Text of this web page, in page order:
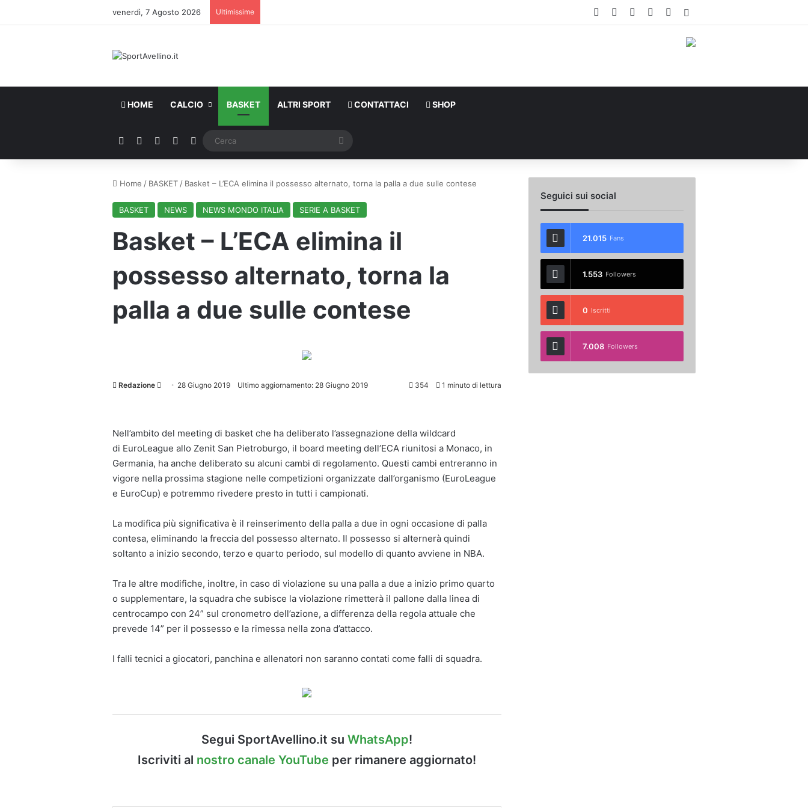
venerdì, 7 Agosto 2026 Ultimissime Facebook You TubeInstagramWhatsApp
HOME CALCIO BASKET ALTRI SPORT CONTATTACI SHOP
Facebook You TubeInstagram
WhatsApp Cerca
Home / BASKET / Basket – L’ECA elimina il possesso alternato, torna la palla a due sulle contese
BASKET NEWS NEWS MONDO ITALIA SERIE A BASKET
Basket – L’ECA elimina il
possesso alternato, torna la
palla a due sulle contese
Redazione
Invia 28 Giugno 2019 Ultimo aggiornamento: 28 Giugno 2019 354 1 minuto di lettura
Nell’ambito del meeting di basket che ha deliberato l’assegnazione della wildcard
di EuroLeague allo Zenit San Pietroburgo, il board meeting dell’ECA riunitosi a Monaco, in
Germania, ha anche deliberato su alcuni cambi di regolamento. Questi cambi entreranno in
vigore nella prossima stagione nelle competizioni organizzate dall’organismo (EuroLeague
e EuroCup) e potremmo rivedere presto in tutti i campionati.
La modifica più significativa è il reinserimento della palla a due in ogni occasione di palla
contesa, eliminando la freccia del possesso alternato. Il possesso si alternerà quindi
soltanto a inizio secondo, terzo e quarto periodo, sul modello di quanto avviene in NBA.
Tra le altre modifiche, inoltre, in caso di violazione su una palla a due a inizio primo quarto
o supplementare, la squadra che subisce la violazione rimetterà il pallone dalla linea di
centrocampo con 24” sul cronometro dell’azione, a differenza della regola attuale che
prevede 14” per il possesso e la rimessa nella zona d’attacco.
I falli tecnici a giocatori, panchina e allenatori non saranno contati come falli di squadra.
Segui SportAvellino.it su WhatsApp!
Iscriviti al nostro canale YouTube per rimanere aggiornato!
Seguici sui social
21.015 Fans
1.553 Followers
0 Iscritti
7.008 Followers